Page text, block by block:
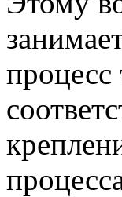
процесс